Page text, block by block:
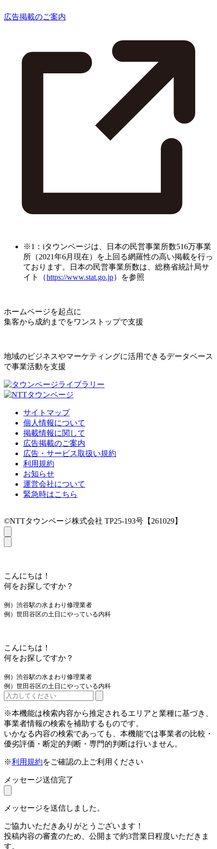
広告掲載のご案内
※1：iタウンページは、日本の民営事業所数516万事業
所（2021年6月現在）を上回る網羅性の高い掲載を行っ
ております。日本の民営事業所数は、総務省統計局サ
イト（https://www.stat.go.jp）を参照
ホームページを起点に
集客から成約までをワンストップで支援
地域のビジネスやマーケティングに活用できるデータベース
で事業活動を支援
サイトマップ
個人情報について
掲載情報に関して
広告掲載のご案内
広告・サービス取扱い規約
利用規約
お知らせ
運営会社について
緊急時はこちら
©NTTタウンページ株式会社 TP25-193号【261029】
こんにちは！
何をお探しですか？
例）渋谷駅の水まわり修理業者
例）世田谷区の土日にやっている内科
こんにちは！
何をお探しですか？
例）渋谷駅の水まわり修理業者
例）世田谷区の土日にやっている内科
※本機能は検索内容から推定されるエリアと業種に基づき、
事業者情報の検索を補助するものです。
いかなる内容の検索であっても、本機能では事業者の比較・
優劣評価・断定的判断・専門的判断は行いません。
※利用規約をご確認の上ご利用ください
メッセージ送信完了
メッセージを送信しました。
ご協力いただきありがとうございます！
投稿内容の審査のため、公開まで約3営業日程度いただきま
す。